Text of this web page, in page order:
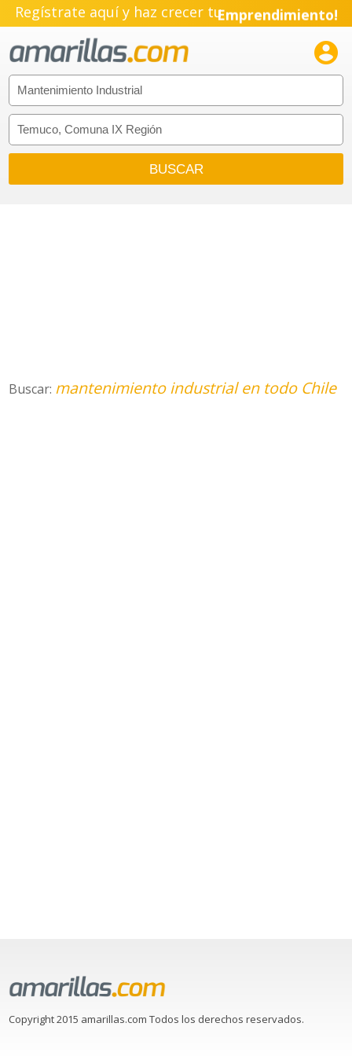
Regístrate aquí y haz crecer tuEmprendimiento!

Buscar: mantenimiento industrial en todo Chile
Copyright 2015 amarillas.com Todos los derechos reservados.